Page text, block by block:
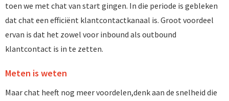
toen we met chat van start gingen. In die periode is gebleken
dat chat een efficiënt klantcontactkanaal is. Groot voordeel
ervan is dat het zowel voor inbound als outbound
klantcontact is in te zetten.
Meten is weten
Maar chat heeft nog meer voordelen,denk aan de snelheid die